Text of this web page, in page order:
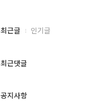
최
과
글
최근글 인기글
최근댓글
공지사항